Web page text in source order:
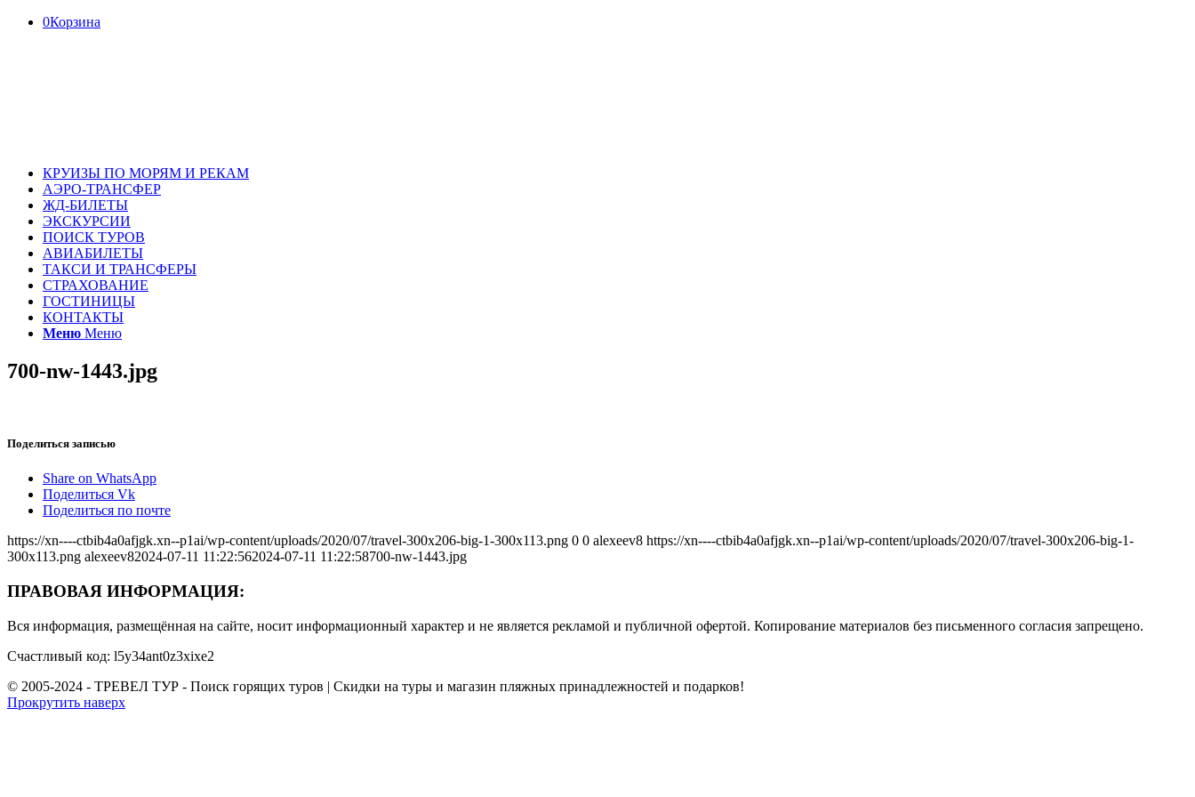
0Корзина
КРУИЗЫ ПО МОРЯМ И РЕКАМ
АЭРО-ТРАНСФЕР
ЖД-БИЛЕТЫ
ЭКСКУРСИИ
ПОИСК ТУРОВ
АВИАБИЛЕТЫ
ТАКСИ И ТРАНСФЕРЫ
СТРАХОВАНИЕ
ГОСТИНИЦЫ
КОНТАКТЫ
Меню Меню
700-nw-1443.jpg
Поделиться записью
Share on WhatsApp
Поделиться Vk
Поделиться по почте
https://xn----ctbib4a0afjgk.xn--p1ai/wp-content/uploads/2020/07/travel-300x206-big-1-300x113.png 0 0 alexeev8 https://xn----ctbib4a0afjgk.xn--p1ai/wp-content/uploads/2020/07/travel-300x206-big-1-
300x113.png alexeev82024-07-11 11:22:562024-07-11 11:22:58700-nw-1443.jpg
ПРАВОВАЯ ИНФОРМАЦИЯ:
Вся информация, размещённая на сайте, носит информационный характер и не является рекламой и публичной офертой. Копирование материалов без письменного согласия запрещено.
Счастливый код: l5y34ant0z3xixe2
© 2005-2024 - ТРЕВЕЛ ТУР - Поиск горящих туров | Скидки на туры и магазин пляжных принадлежностей и подарков!
Прокрутить наверх